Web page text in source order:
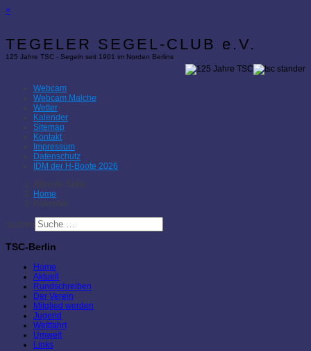
×
TEGELER SEGEL-CLUB e.V.
125 Jahre TSC - Segeln seit 1901 im Norden Berlins
Webcam
Webcam Malche
Wetter
Kalender
Sitemap
Kontakt
Impressum
Datenschutz
IDM der H-Boote 2026
Aktuelle Seite:
Home
Kalender
Suchen
TSC-Berlin
Home
Aktuell
Rundschreiben
Der Verein
Mitglied werden
Jugend
Wettfahrt
Umwelt
Links